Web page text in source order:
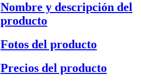
Nombre y descripción del
producto
Fotos del producto
Precios del producto